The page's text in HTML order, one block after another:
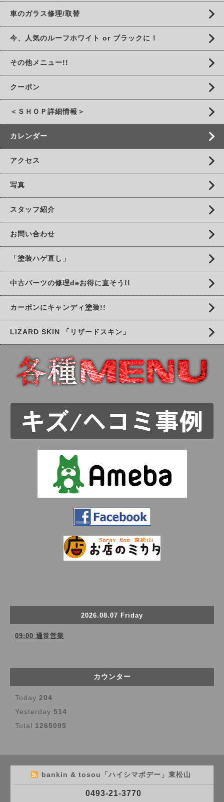
車のガラス修理/取替
今、人気のルーフホワイト or ブラックに！
その他メニュー!!
クーポン
＜ＳＨＯＰ詳細情報＞
カレンダー
アクセス
写真
スタッフ紹介
お問い合わせ
「塗装ハゲ直し」
中古パーツの修理deお得に直そう!!
カーボンにキャンディ塗装!!
LIZARD SKIN 「リザードスキン」
2026.08.07 Friday
09:00 通常営業
カウンター
Today 204
Yesterday 514
Total 1265095
bankin & tosou「ハイシマボデー」東松山
0493-21-3770